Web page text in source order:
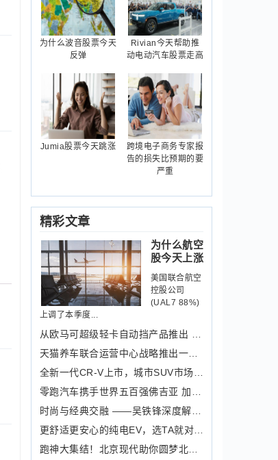
为什么波音股票今天
反弹
Rivian今天帮助推
动电动汽车股票走高
Jumia股票今天跳涨
跨境电子商务专家报
告的损失比预期的要
严重
精彩文章
为什么航空
股今天上涨
美国联合航空
控股公司
(UAL7 88%)
上调了本季度...